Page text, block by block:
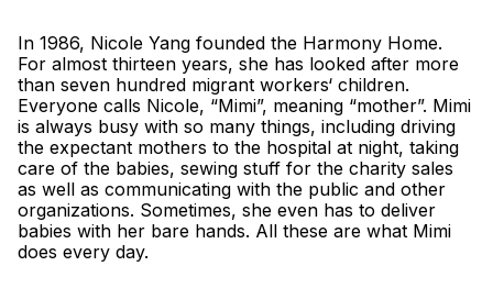
In 1986, Nicole Yang founded the Harmony Home.
For almost thirteen years, she has looked after more
than seven hundred migrant workers‘ children.
Everyone calls Nicole, “Mimi”, meaning “mother”. Mimi
is always busy with so many things, including driving
the expectant mothers to the hospital at night, taking
care of the babies, sewing stuff for the charity sales
as well as communicating with the public and other
organizations. Sometimes, she even has to deliver
babies with her bare hands. All these are what Mimi
does every day.